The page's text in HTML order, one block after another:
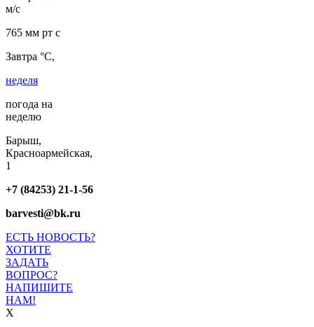
м/с
765 мм рт с
Завтра °C,
неделя
погода на
неделю
Барыш,
Красноармейская,
1
+7 (84253) 21-1-56
barvesti@bk.ru
ЕСТЬ НОВОСТЬ?
ХОТИТЕ
ЗАДАТЬ
ВОПРОС?
НАПИШИТЕ
НАМ!
X